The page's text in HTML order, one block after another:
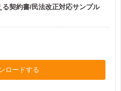
契約書/民法改正対応サンプル
ロードする